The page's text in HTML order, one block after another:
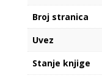
Broj stranica
Uvez
Stanje knjige